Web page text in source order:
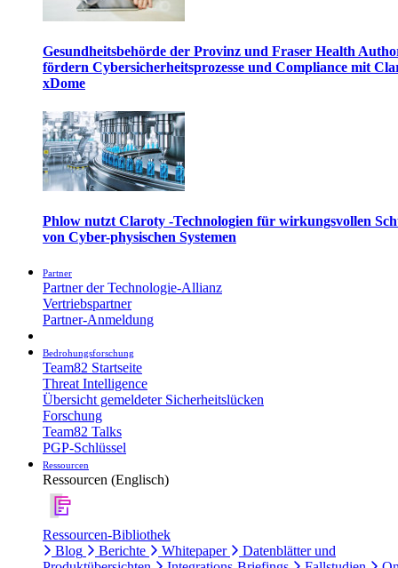
Gesundheitsbehörde der Provinz und Fraser Health
fördern Cybersicherheitsprozesse und Compliance mit
xDome
Phlow nutzt Claroty -Technologien für wirkungsvollen
von Cyber-physischen Systemen
Partner
Partner der Technologie-Allianz
Vertriebspartner
Partner-Anmeldung
Bedrohungsforschung
Team82 Startseite
Threat Intelligence
Übersicht gemeldeter Sicherheitslücken
Forschung
Team82 Talks
PGP-Schlüssel
Ressourcen
Ressourcen (Englisch)
Ressourcen-Bibliothek
Blog
Berichte Whitepaper
Datenblätter und